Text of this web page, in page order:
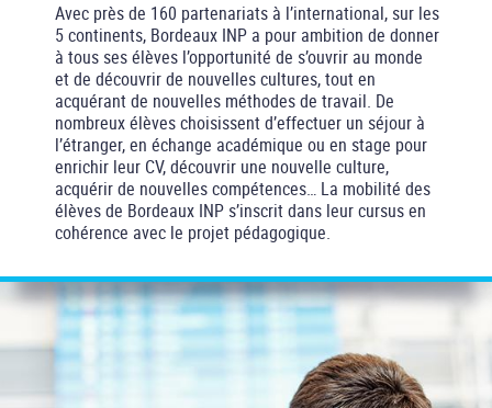
Avec près de 160 partenariats à l’international, sur les
5 continents, Bordeaux INP a pour ambition de donner
à tous ses élèves l’opportunité de s’ouvrir au monde
et de découvrir de nouvelles cultures, tout en
acquérant de nouvelles méthodes de travail. De
nombreux élèves choisissent d’effectuer un séjour à
l’étranger, en échange académique ou en stage pour
enrichir leur CV, découvrir une nouvelle culture,
acquérir de nouvelles compétences… La mobilité des
élèves de Bordeaux INP s’inscrit dans leur cursus en
cohérence avec le projet pédagogique.